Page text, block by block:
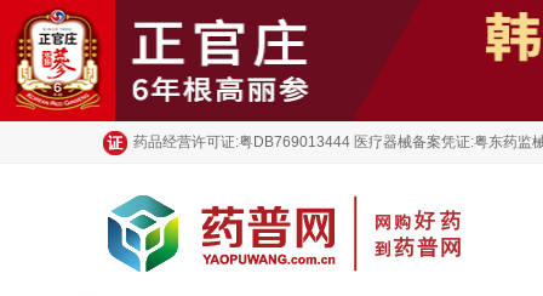
药品经营许可证:粤DB769013444 医疗器械备案凭证:粤东药监